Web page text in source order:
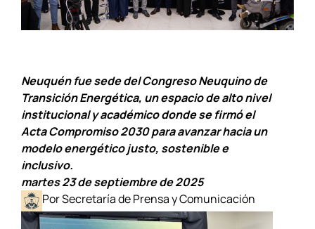
Neuquén fue sede del Congreso Neuquino de
Transición Energética, un espacio de alto nivel
institucional y académico donde se firmó el
Acta Compromiso 2030 para avanzar hacia un
modelo energético justo, sostenible e
inclusivo.
martes 23 de septiembre de 2025
Por Secretaría de Prensa y Comunicación